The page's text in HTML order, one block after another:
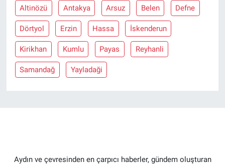
Altinözü Antakya Arsuz Belen Defne
Dörtyol Erzin Hassa İskenderun
Kirikhan Kumlu Payas Reyhanli
Samandağ Yayladaği
Aydın ve çevresinden en çarpıcı haberler, gündem oluşturan